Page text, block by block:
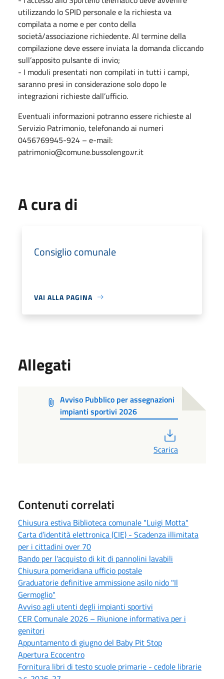
utilizzando lo SPID personale e la richiesta va
compilata a nome e per conto della
società/associazione richiedente. Al termine della
compilazione deve essere inviata la domanda cliccando
sull’apposito pulsante di invio;
- I moduli presentati non compilati in tutti i campi,
saranno presi in considerazione solo dopo le
integrazioni richieste dall’ufficio.
Eventuali informazioni potranno essere richieste al
Servizio Patrimonio, telefonando ai numeri
0456769945-924 – e-mail:
patrimonio@comune.bussolengo.vr.it
A cura di
Consiglio comunale
VAI ALLA PAGINA
Allegati
Avviso Pubblico per assegnazioni
impianti sportivi 2026
Scarica
Contenuti correlati
Chiusura estiva Biblioteca comunale "Luigi Motta"
Carta d’identità elettronica (CIE) - Scadenza illimitata
per i cittadini over 70
Bando per l'acquisto di kit di pannolini lavabili
Chiusura pomeridiana ufficio postale
Graduatorie definitive ammissione asilo nido "Il
Germoglio"
Avviso agli utenti degli impianti sportivi
CER Comunale 2026 – Riunione informativa per i
genitori
Appuntamento di giugno del Baby Pit Stop
Apertura Ecocentro
Fornitura libri di testo scuole primarie - cedole librarie